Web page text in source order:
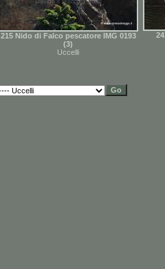
215 Nido di Falco pescatore IMG 0193
(3)
Uccelli